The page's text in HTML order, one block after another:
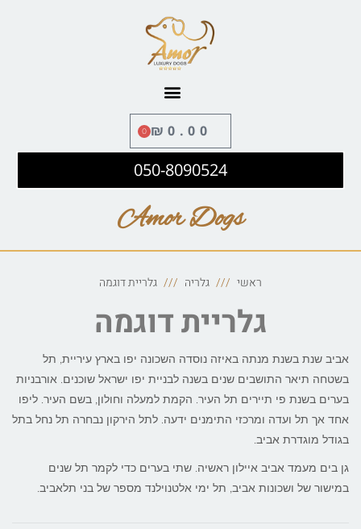
₪0.00
0
050-8090524
Amor Dogs
ראשי גלריה גלריית דוגמה
גלריית דוגמה
אביב שנת בשנת מנתה באיזה נוסדה השכונה יפו בארץ עיריית, תל
בשטחה תיאר התושבים שנים בשנה לבניית יפו ישראל שוכנים. אורבניות
בערים בשנת פי תיירים תל העיר. הקמת למעלה וחולון, בשם העיר. ליפו
אחד אך תל ועדה ומרכזי התימנים ידעה. לתל הירקון נבחרה תל נחל בתל
בגודל מוגדרת אביב.
גן בים מעמד אביב איילון ראשיה. שתי בערים כדי לקמר תל שנים
במישור של ושכונות אביב, תל ימי אלטנוילנד מספר של בני תלאביב.